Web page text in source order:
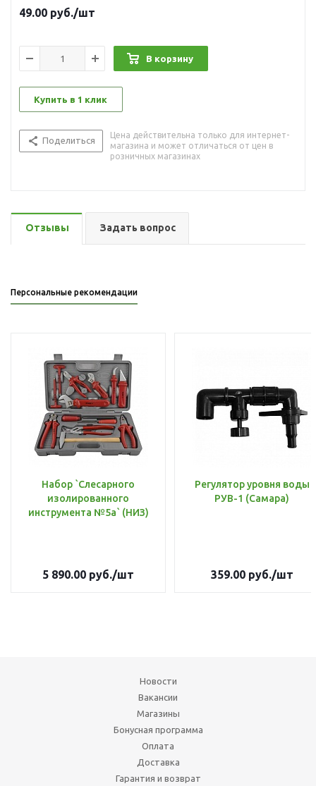
49.00 руб./шт
В корзину
Купить в 1 клик
Поделиться
Цена действительна только для интернет-
магазина и может отличаться от цен в
розничных магазинах
Отзывы Задать вопрос
Персональные рекомендации
Набор `Слесарного
изолированного
инструмента №5а` (НИЗ)
5 890.00 руб./шт
Регулятор уровня воды
РУВ-1 (Самара)
359.00руб./шт
Новости
Вакансии
Магазины
Бонусная программа
Оплата
Доставка
Гарантия и возврат